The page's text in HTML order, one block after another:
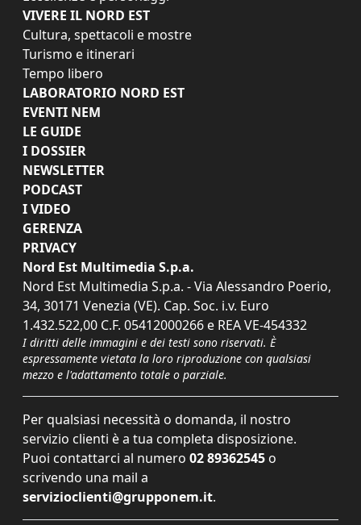
VIVERE IL NORD EST
Cultura, spettacoli e mostre
Turismo e itinerari
Tempo libero
LABORATORIO NORD EST
EVENTI NEM
LE GUIDE
I DOSSIER
NEWSLETTER
PODCAST
I VIDEO
GERENZA
PRIVACY
Nord Est Multimedia S.p.a.
Nord Est Multimedia S.p.a. - Via Alessandro Poerio,
34, 30171 Venezia (VE). Cap. Soc. i.v. Euro
1.432.522,00 C.F. 05412000266 e REA VE-454332
I diritti delle immagini e dei testi sono riservati. È
espressamente vietata la loro riproduzione con qualsiasi
mezzo e l'adattamento totale o parziale.
Per qualsiasi necessità o domanda, il nostro
servizio clienti è a tua completa disposizione.
Puoi contattarci al numero 02 89362545 o
scrivendo una mail a
servizioclienti@grupponem.it.